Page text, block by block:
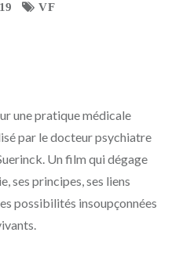
VF
une pratique médicale
par le docteur psychiatre
Un film qui dégage
ses principes, ses liens
possibilités insoupçonnées